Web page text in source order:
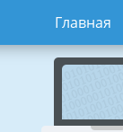
Главная